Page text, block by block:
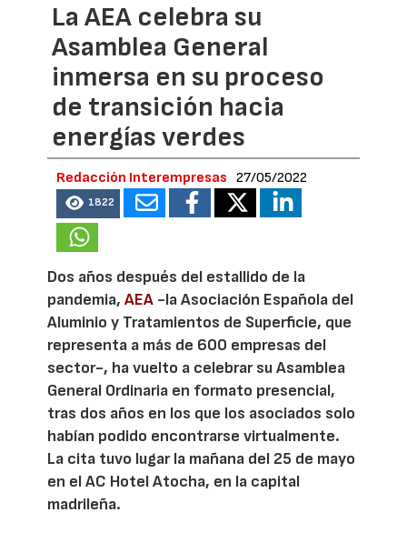
La AEA celebra su
Asamblea General
inmersa en su proceso
de transición hacia
energías verdes
Redacción Interempresas 27/05/2022
1822
Dos años después del estallido de la
pandemia,AEA -la Asociación Española del
Aluminio y Tratamientos de Superficie, que
representa a más de 600 empresas del
sector-, ha vuelto a celebrar su Asamblea
General Ordinaria en formato presencial,
tras dos años en los que los asociados solo
habían podido encontrarse virtualmente.
La cita tuvo lugar la mañana del 25 de mayo
en el AC Hotel Atocha, en la capital
madrileña.